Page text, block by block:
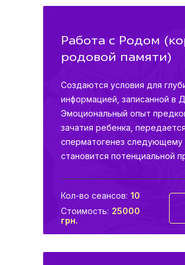
Работа с Родом
родовой памяти)
Создаются условия для
информацией, записанной в
Эмоциональный опыт
зачатия ребенка,
сперматогенез следующему
становится потенциальной
родители, их родители и т.д.
эмоционально заряженный
Все эти программы готовы
жизнь.
Кол-во сеансов: 10
Стоимость: 25000
грн.